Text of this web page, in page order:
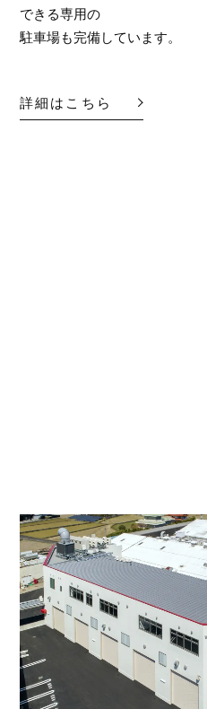
できる専用の
駐車場も完備しています。
詳細はこちら